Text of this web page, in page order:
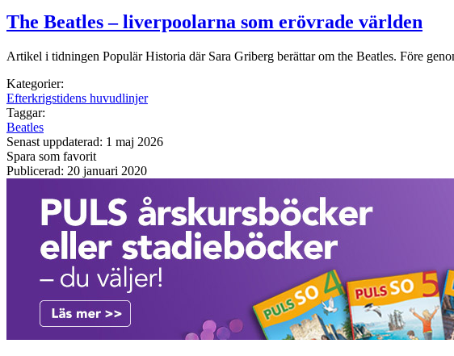
The Beatles – liverpoolarna som erövrade världen
Artikel i tidningen Populär Historia där Sara Griberg berättar om the Beatles. Före
Kategorier:
Efterkrigstidens huvudlinjer
Taggar:
Beatles
Senast uppdaterad: 1 maj 2026
Spara som favorit
Publicerad: 20 januari 2020